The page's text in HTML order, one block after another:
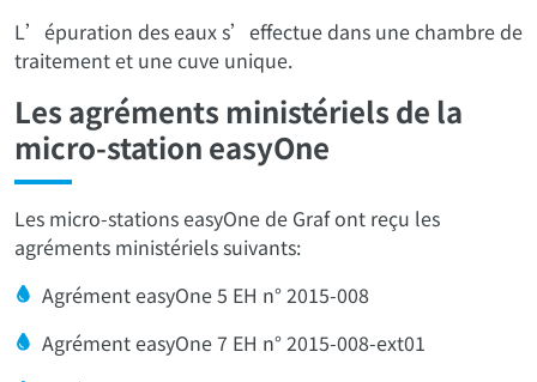
L’épuration des eaux s’effectue dans une chambre de
traitement et une cuve unique.
Les agréments ministériels de la
micro-station easyOne
Les micro-stations easyOne de Graf ont reçu les
agréments ministériels suivants:
Agrément easyOne 5 EH n° 2015-008
Agrément easyOne 7 EH n° 2015-008-ext01